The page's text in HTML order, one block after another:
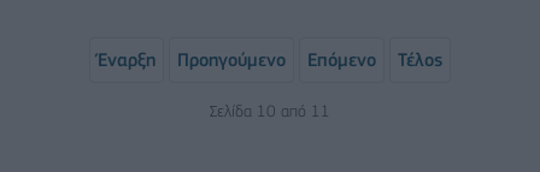
Έναρξη Προηγούμενο Επόμενο Τέλος
Σελίδα 10 από 11